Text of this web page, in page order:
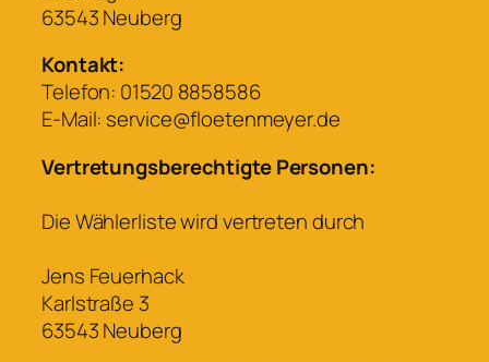
63543 Neuberg
Kontakt:
Telefon: 01520 8858586
E-Mail: service@floetenmeyer.de
Vertretungsberechtigte Personen:
Die Wählerliste wird vertreten durch
Jens Feuerhack
Karlstraße 3
63543 Neuberg